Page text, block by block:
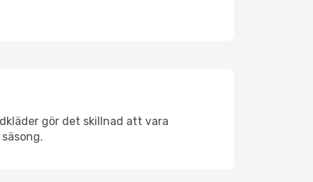
gör det skillnad att vara